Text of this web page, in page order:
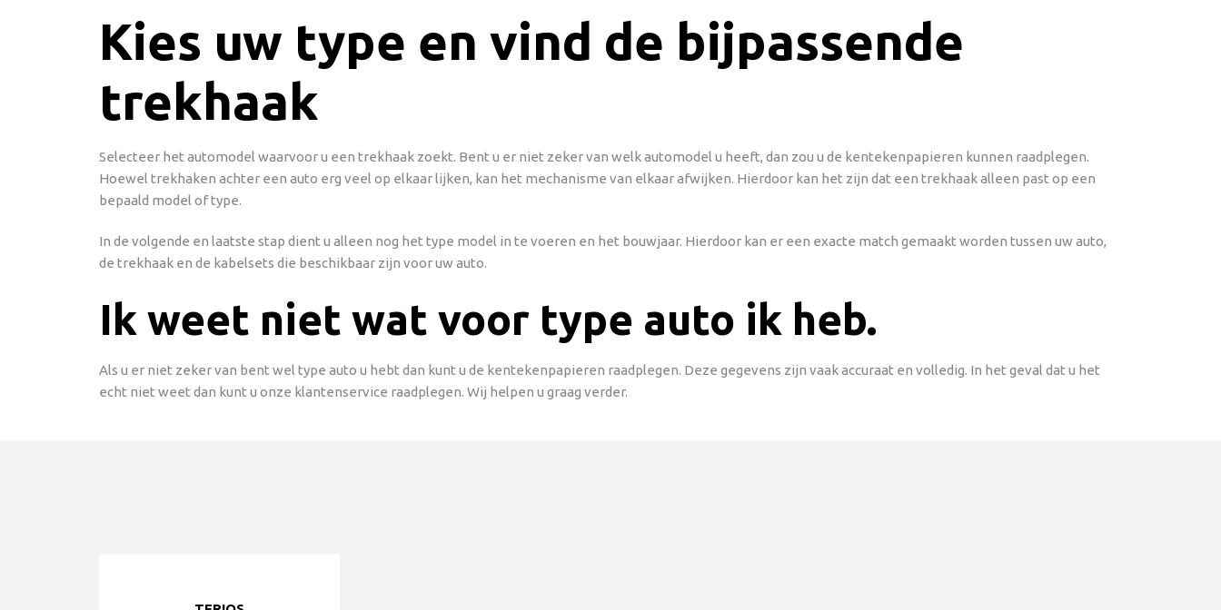
Kies uw type en vind de bijpassende
trekhaak
Selecteer het automodel waarvoor u een trekhaak zoekt. Bent u er niet zeker van welk automodel u heeft, dan zou u de kentekenpapieren kunnen raadplegen.
Hoewel trekhaken achter een auto erg veel op elkaar lijken, kan het mechanisme van elkaar afwijken. Hierdoor kan het zijn dat een trekhaak alleen past op een
bepaald model of type.
In de volgende en laatste stap dient u alleen nog het type model in te voeren en het bouwjaar. Hierdoor kan er een exacte match gemaakt worden tussen uw auto,
de trekhaak en de kabelsets die beschikbaar zijn voor uw auto.
Ik weet niet wat voor type auto ik heb.
Als u er niet zeker van bent wel type auto u hebt dan kunt u de kentekenpapieren raadplegen. Deze gegevens zijn vaak accuraat en volledig. In het geval dat u het
echt niet weet dan kunt u onze klantenservice raadplegen. Wij helpen u graag verder.